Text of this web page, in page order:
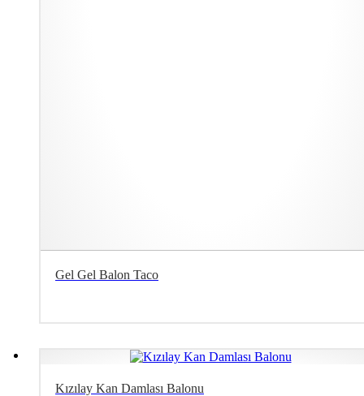
Gel Gel Balon Taco
Kızılay Kan Damlası Balonu